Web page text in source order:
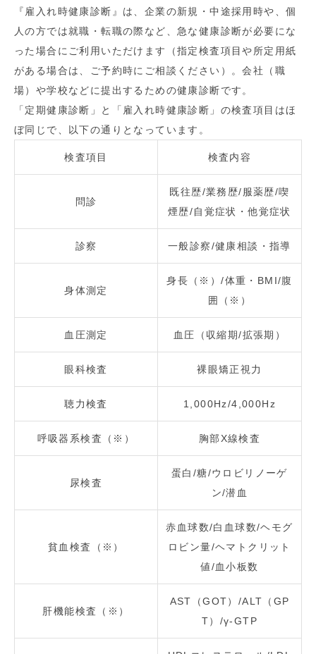
『雇入れ時健康診断』は、企業の新規・中途採用時や、個
人の方では就職・転職の際など、急な健康診断が必要にな
った場合にご利用いただけます（指定検査項目や所定用紙
がある場合は、ご予約時にご相談ください）。会社（職
場）や学校などに提出するための健康診断です。
「定期健康診断」と「雇入れ時健康診断」の検査項目はほ
ぼ同じで、以下の通りとなっています。
検査項目 検査内容
問診
既往歴/業務歴/服薬歴/喫
煙歴/自覚症状・他覚症状
診察 一般診察/健康相談・指導
身体測定
身長（※）/体重・BMI/腹
囲（※）
血圧測定 血圧（収縮期/拡張期）
眼科検査 裸眼矯正視力
聴力検査 1,000Hz/4,000Hz
呼吸器系検査（※） 胸部X線検査
尿検査
蛋白/糖/ウロビリノーゲ
ン/潜血
貧血検査（※）
赤血球数/白血球数/ヘモグ
ロビン量/ヘマトクリット
値/血小板数
肝機能検査（※）
AST（GOT）/ALT（GP
T）/γ‐GTP